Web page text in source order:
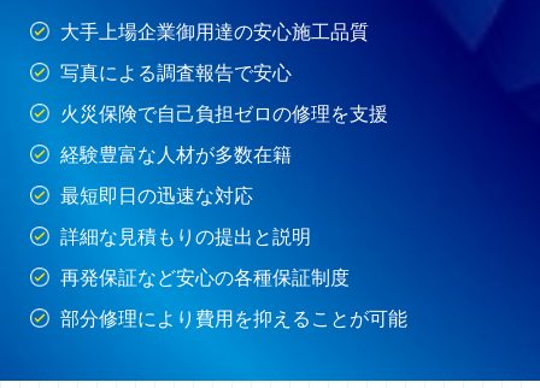
大手上場企業御用達の安心施工品質
写真による調査報告で安心
火災保険で自己負担ゼロの修理を支援
経験豊富な人材が多数在籍
最短即日の迅速な対応
詳細な見積もりの提出と説明
再発保証など安心の各種保証制度
部分修理により費用を抑えることが可能